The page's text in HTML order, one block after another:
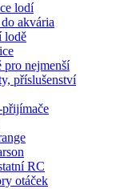
lodí
akvária
lodě
nejmenší
příslušenství
RC
otáček